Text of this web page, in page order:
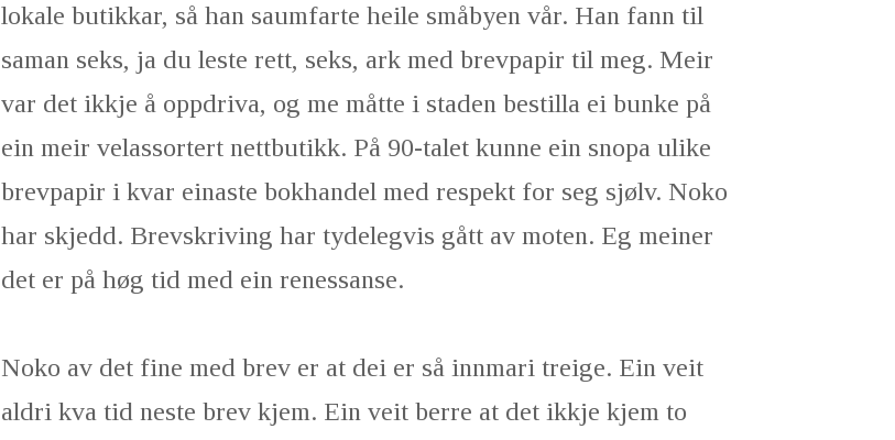
lokale butikkar, så han saumfarte heile småbyen vår. Han fann til
saman seks, ja du leste rett, seks, ark med brevpapir til meg. Meir
var det ikkje å oppdriva, og me måtte i staden bestilla ei bunke på
ein meir velassortert nettbutikk. På 90-talet kunne ein snopa ulike
brevpapir i kvar einaste bokhandel med respekt for seg sjølv. Noko
har skjedd. Brevskriving har tydelegvis gått av moten. Eg meiner
det er på høg tid med ein renessanse.
Noko av det fine med brev er at dei er så innmari treige. Ein veit
aldri kva tid neste brev kjem. Ein veit berre at det ikkje kjem to